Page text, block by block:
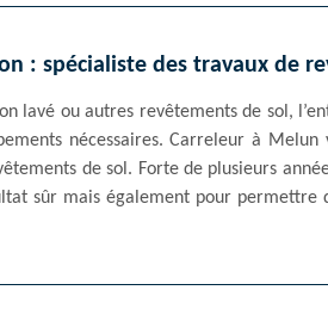
: spécialiste des travaux de
lavé ou autres revêtements de sol,
nécessaires. Carreleur à
de sol. Forte de plusieurs
sûr mais également pour